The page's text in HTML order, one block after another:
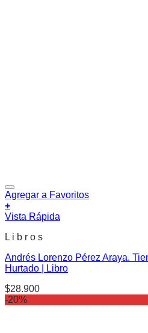
Agregar a Favoritos
+
Vista Rápida
L i b r o s
Andrés Lorenzo Pérez Araya.
Hurtado | Libro
$28.900
-20%